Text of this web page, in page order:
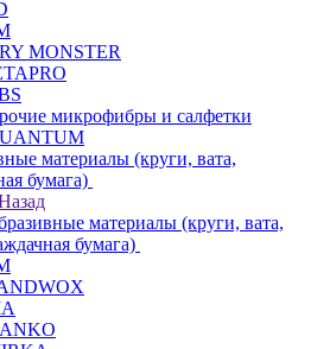
MONSTER
микрофибры и салфетки
материалы (круги, вата,
бумага)
материалы (круги, вата,
бумага)